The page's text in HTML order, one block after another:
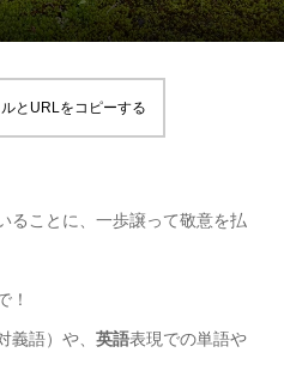
とURLをコピーする
ることに、一歩譲って敬意を払
！
義語）や、 英語表現での単語や